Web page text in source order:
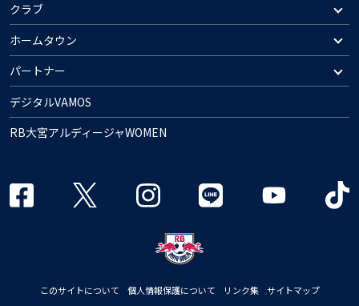
クラブ
ホームタウン
パートナー
デジタルVAMOS
RB大宮アルディージャWOMEN
このサイトについて 個人情報保護について リンク集
サイトマップ